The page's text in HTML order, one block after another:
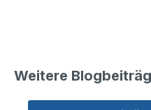
Weitere